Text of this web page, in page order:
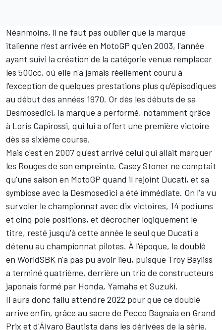
Néanmoins, il ne faut pas oublier que la marque
italienne n'est arrivée en MotoGP qu'en 2003, l'année
ayant suivi la création de la catégorie venue remplacer
les 500cc, où elle n'a jamais réellement couru à
l'exception de quelques prestations plus qu'épisodiques
au début des années 1970. Or dès les débuts de sa
Desmosedici, la marque a performé, notamment grâce
à Loris Capirossi, qui lui a offert une première victoire
dès sa sixième course.
Mais c'est en 2007 qu'est arrivé celui qui allait marquer
les Rouges de son empreinte. Casey Stoner ne comptait
qu'une saison en MotoGP quand il rejoint Ducati, et sa
symbiose avec la Desmosedici a été immédiate. On l'a vu
survoler le championnat avec dix victoires, 14 podiums
et cinq pole positions, et décrocher logiquement le
titre, resté jusqu'à cette année le seul que Ducati a
détenu au championnat pilotes. À l'époque, le doublé
en WorldSBK n'a pas pu avoir lieu, puisque Troy Bayliss
a terminé quatrième, derrière un trio de constructeurs
japonais formé par Honda, Yamaha et Suzuki.
Il aura donc fallu attendre 2022 pour que ce doublé
arrive enfin, grâce au sacre de Pecco Bagnaia en Grand
Prix et d'Álvaro Bautista dans les dérivées de la série.